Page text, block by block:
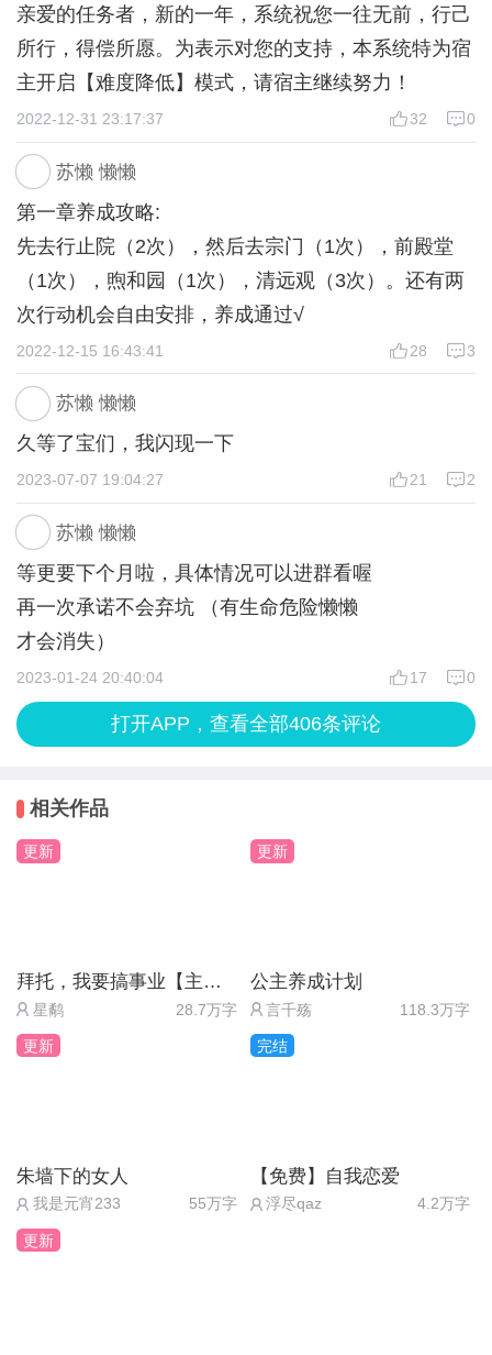
救我诶，本人就是非常非常喜欢这种双强设定，大宋
抱歉让我浅爬一下墙/捂脸，而且感觉两宋之间的冲
突也会非常吸引人，比如小宋一语点醒了大宋对女主
的感情但问时又告诉大宋自己也喜欢女主然后啊巴啊
巴一大堆，或者是在大宋还没清醒的时候抢占先机直
接公开对女主的感情(但应该在后期的吧)然后大宋本
该高兴但发现高兴不出来，感觉大宋肯定会顾及到兄
弟情或宗门什么的肯定颇多坎坷，好嘛被自己刀到
了。
反正就是非常非常的期待他俩的事儿
还有玉蓉(咳咳，虽然颜值和人设都顶尖好但是名字
怎么十分有现穿古玛丽苏女主小丫鬟那味儿/误)，就
是非常期待玉蓉在原书中的官配，清冷尊贵的仙人和
嗑，不过是all*女主的话也挺期待女主懵且震惊的看
着原书官配互相看不对眼(情敌诶当然了)
还有感觉女主好心酸，作为炮灰为了推动剧情发展而
不得不受伤甚至是后面可能还会牺牲自己(这个是推
测下面说)，唉，惨惨
然后就是推测了，原书《乱世寻昙记》乱世不出所料
就是文中妖界什么界整乱子，当然原因也不可能这么
简单懂那意思就好( )，那么“昙”大概率就是玉蓉or女
女主大概率是要舍生取义的(会不会真死就说不清
了)，因为系统要女主填补空缺剧情的，原书大概率
何感觉自己本来就属于这个世界，小宋为什么说女主
忘记了他，妖界到底要干什么，还有原书男主有点像
那个若什么(瞎猜的我其实有点脸盲)，唉感觉接下来
人物什么什么一大堆的，话说我可真会找虐
总而言之，非常非常的期待，加油
亲爱的任务者，新的一年，系统祝您一往无前，行己
所行，得偿所愿。为表示对您的支持，本系统特为宿
主开启【难度降低】模式，请宿主继续努力！
0
32
2022-12-31 23:17:37
苏懒 懒懒
第一章养成攻略:
先去行止院（2次），然后去宗门（1次），前殿堂
（1次），煦和园（1次），清远观（3次）。还有两
次行动机会自由安排，养成通过√
3
28
2022-12-15 16:43:41
苏懒 懒懒
久等了宝们，我闪现一下
2
21
2023-07-07 19:04:27
苏懒 懒懒
等更要下个月啦，具体情况可以进群看喔
再一次承诺不会弃坑 （有生命危险懒懒
才会消失）
0
17
2023-01-24 20:40:04
打开APP，查看全部406条评论
相关作品
更新
拜托，我要搞事业【主线免费】
星鹬 28.7万字
更新
公主养成计划
言千殇 118.3万字
更新
朱墙下的女人
我是元宵233 55万字
完结
【免费】自我恋爱
浮尽qaz 4.2万字
更新